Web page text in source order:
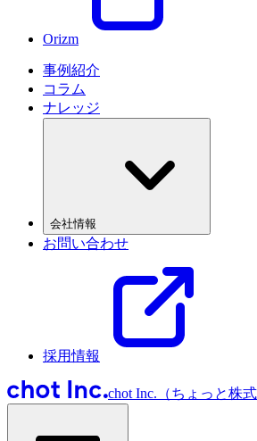
Orizm
事例紹介
コラム
ナレッジ
会社情報
お問い合わせ
採用情報
chot Inc.（ちょっと株式